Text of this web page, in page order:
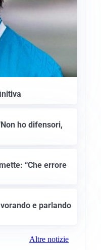
ho difensori,
“Che errore
e parlando
Altre notizie